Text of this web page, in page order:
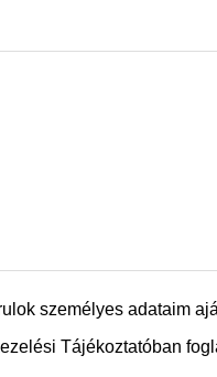
személyes adataim
Tájékoztatóban